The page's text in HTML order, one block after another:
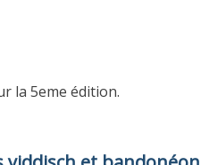
la 5eme édition.